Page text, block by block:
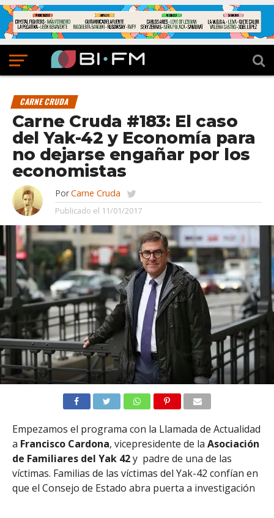
CARNE CRUDA
Carne Cruda #183: El caso
del Yak-42 y Economía para
no dejarse engañar por los
economistas
PorCarne Cruda
Publicado el 11/01/2017
Empezamos el programa con la Llamada de Actualidad
a Francisco Cardona, vicepresidente de la Asociación
de Familiares del Yak 42y padre de una de las
víctimas. Familias de las víctimas del Yak-42 confían en
que el Consejo de Estado abra puerta a investigación